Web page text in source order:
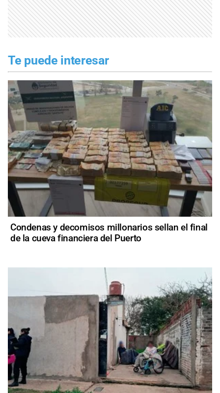
Te puede interesar
Condenas y decomisos millonarios sellan el final
de la cueva financiera del Puerto